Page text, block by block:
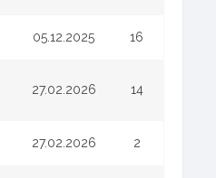
05.12.2025 16
27.02.2026 14
27.02.2026 2